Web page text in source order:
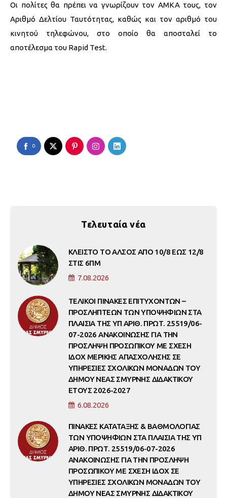
Οι πολίτες θα πρέπει να γνωρίζουν τον ΑΜΚΑ τους, τον
Αριθμό Δελτίου Ταυτότητας, καθώς και τον αριθμό του
κινητού τηλεφώνου, στο οποίο θα αποσταλεί το
αποτέλεσμα του Rapid Test.
0
Τελευταία νέα
ΚΛΕΙΣΤΟ ΤΟ ΑΛΣΟΣ ΑΠΟ 10/8 ΕΩΣ 12/8
ΣΤΙΣ 6ΠΜ
7.08.2026
ΤΕΛΙΚΟΙ ΠΙΝΑΚΕΣ ΕΠΙΤΥΧΟΝΤΩΝ –
ΠΡΟΣΛΗΠΤΕΩΝ ΤΩΝ ΥΠΟΨΗΦΙΩΝ ΣΤΑ
ΠΛΑΙΣΙΑ ΤΗΣ ΥΠ ΑΡΙΘ. ΠΡΩΤ. 25519/06-
07-2026 ΑΝΑΚΟΙΝΩΣΗΣ ΓΙΑ ΤΗΝ
ΠΡΟΣΛΗΨΗ ΠΡΟΣΩΠΙΚΟΥ ΜΕ ΣΧΕΣΗ
ΙΔΟΧ ΜΕΡΙΚΗΣ ΑΠΑΣΧΟΛΗΣΗΣ ΣΕ
ΥΠΗΡΕΣΙΕΣ ΣΧΟΛΙΚΩΝ ΜΟΝΑΔΩΝ ΤΟΥ
ΔΗΜΟΥ ΝΕΑΣ ΣΜΥΡΝΗΣ ΔΙΔΑΚΤΙΚΟΥ
ΕΤΟΥΣ 2026-2027
6.08.2026
ΠΙΝΑΚΕΣ ΚΑΤΑΤΑΞΗΣ & ΒΑΘΜΟΛΟΓΙΑΣ
ΤΩΝ ΥΠΟΨΗΦΙΩΝ ΣΤΑ ΠΛΑΙΣΙΑ ΤΗΣ ΥΠ
ΑΡΙΘ. ΠΡΩΤ. 25519/06-07-2026
ΑΝΑΚΟΙΝΩΣΗΣ ΓΙΑ ΤΗΝ ΠΡΟΣΛΗΨΗ
ΠΡΟΣΩΠΙΚΟΥ ΜΕ ΣΧΕΣΗ ΙΔΟΧ ΣΕ
ΥΠΗΡΕΣΙΕΣ ΣΧΟΛΙΚΩΝ ΜΟΝΑΔΩΝ ΤΟΥ
ΔΗΜΟΥ ΝΕΑΣ ΣΜΥΡΝΗΣ ΔΙΔΑΚΤΙΚΟΥ